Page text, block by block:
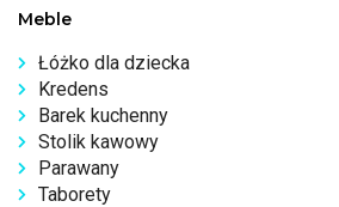
Meble
Łóżko dla dziecka
Kredens
Barek kuchenny
Stolik kawowy
Parawany
Taborety